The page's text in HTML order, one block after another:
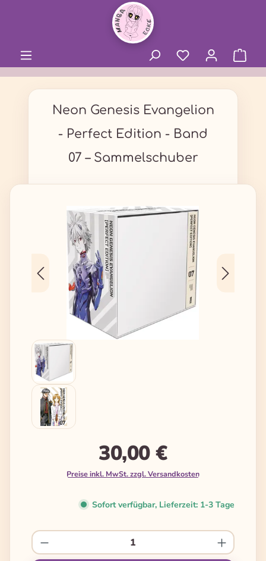
Neon Genesis Evangelion
- Perfect Edition - Band
07 – Sammelschuber
Bildergalerie überspringen
30,00 €
Preise inkl. MwSt. zzgl. Versandkosten
Sofort verfügbar, Lieferzeit: 1-3 Tage
Produkt Anzahl: Gib den gewünschten